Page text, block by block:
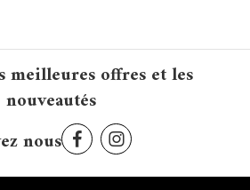
meilleures offres et les
nouveautés
nous